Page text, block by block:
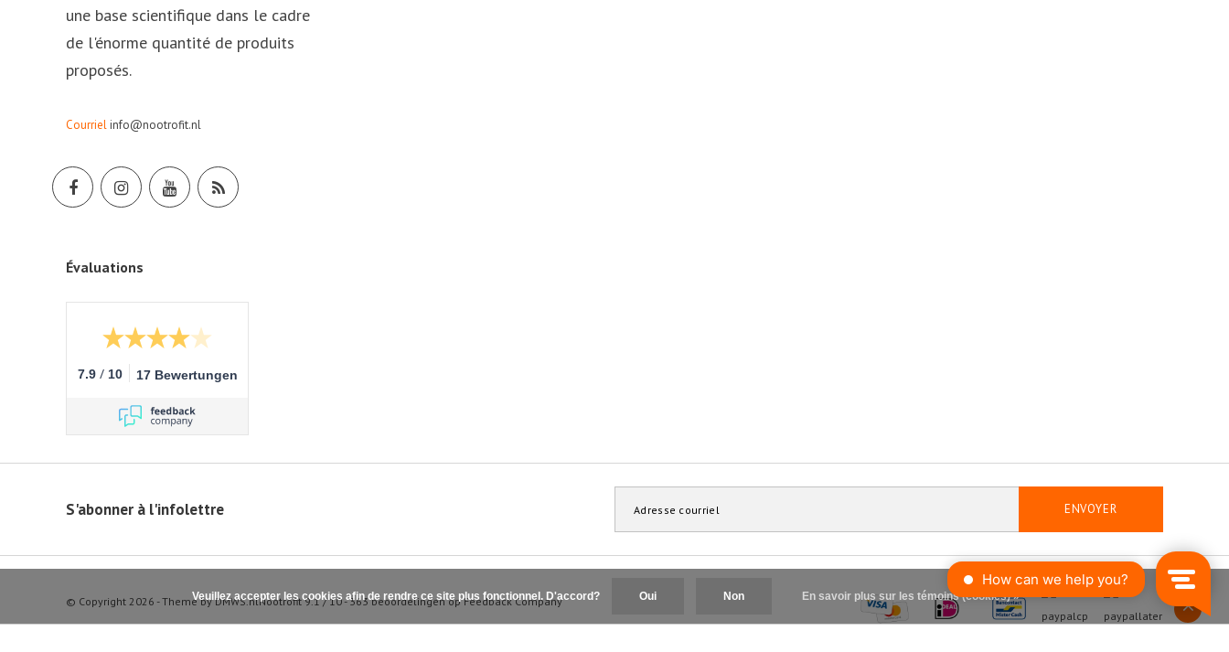
une base scientifique dans le cadre
de l'énorme quantité de produits
proposés.
Courrielinfo@nootrofit.nl
Évaluations
7.9 / 10 17 Bewertungen
S'abonner à l'infolettre ENVOYER
© Copyright 2026 - Theme byDMWS.nlNootrofit 9.1/10 -363beoordelingen opFeedback Company
Veuillez accepter les cookies afin de rendre ce site plus fonctionnel. D'accord? Oui Non En savoir plus sur les témoins (cookies) »